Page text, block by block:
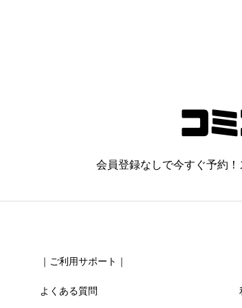
 
会員登録なしで今すぐ予約
｜ご利用サポート｜
よくある質問